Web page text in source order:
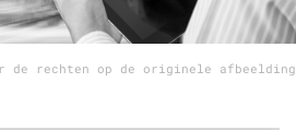
de rechten op de originele afbeelding